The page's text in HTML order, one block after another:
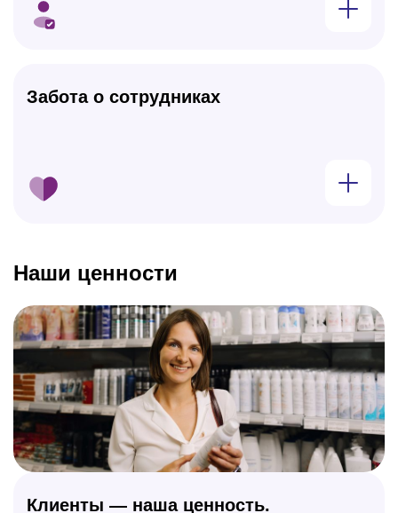
Забота о сотрудниках
Наши ценности
Клиенты — наша ценность.